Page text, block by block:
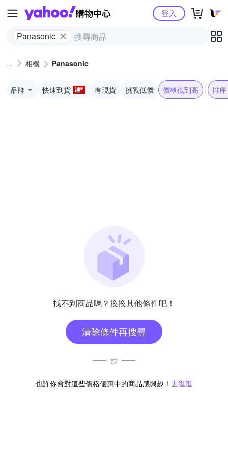
Yahoo購物中心
Panasonic
登入
相機 Panasonic
品牌 快速到貨 有現貨 挑戰低價 價格低到高 排序
找不到商品嗎？換換其他條件吧！
清除條件再搜尋
或
也許你會對這些價格優惠中的商品感興趣！ 去逛逛